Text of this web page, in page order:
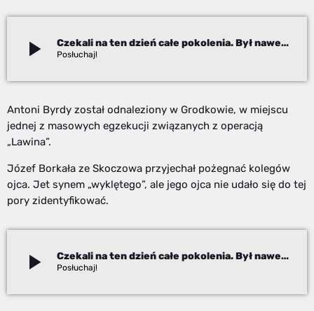
play_arrow Czekali na ten dzień całe pokolenia. Był nawet prezydent
Antoni Byrdy został odnaleziony w Grodkowie, w miejscu
jednej z masowych egzekucji związanych z operacją
„Lawina”.
Józef Borkała ze Skoczowa przyjechał pożegnać kolegów
ojca. Jet synem „wyklętego”, ale jego ojca nie udało się do tej
pory zidentyfikować.
play_arrow Czekali na ten dzień całe pokolenia. Był nawet prezydent